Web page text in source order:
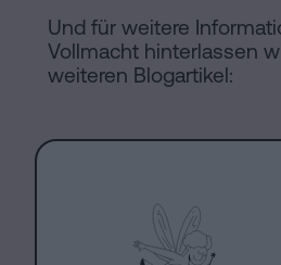
Und für weitere
Vollmacht hinterlassen
weiteren Blogartikel: